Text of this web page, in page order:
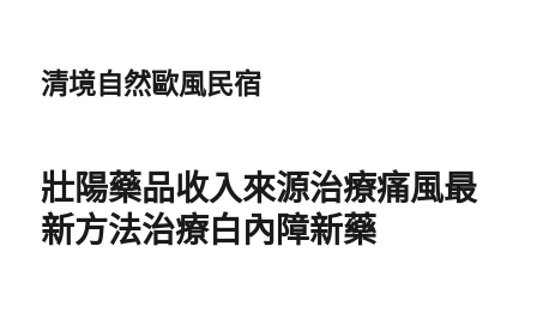
清境自然歐風民宿
壯陽藥品收入來源治療痛風最
新方法治療白內障新藥